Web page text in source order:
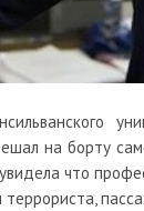
на борту
что